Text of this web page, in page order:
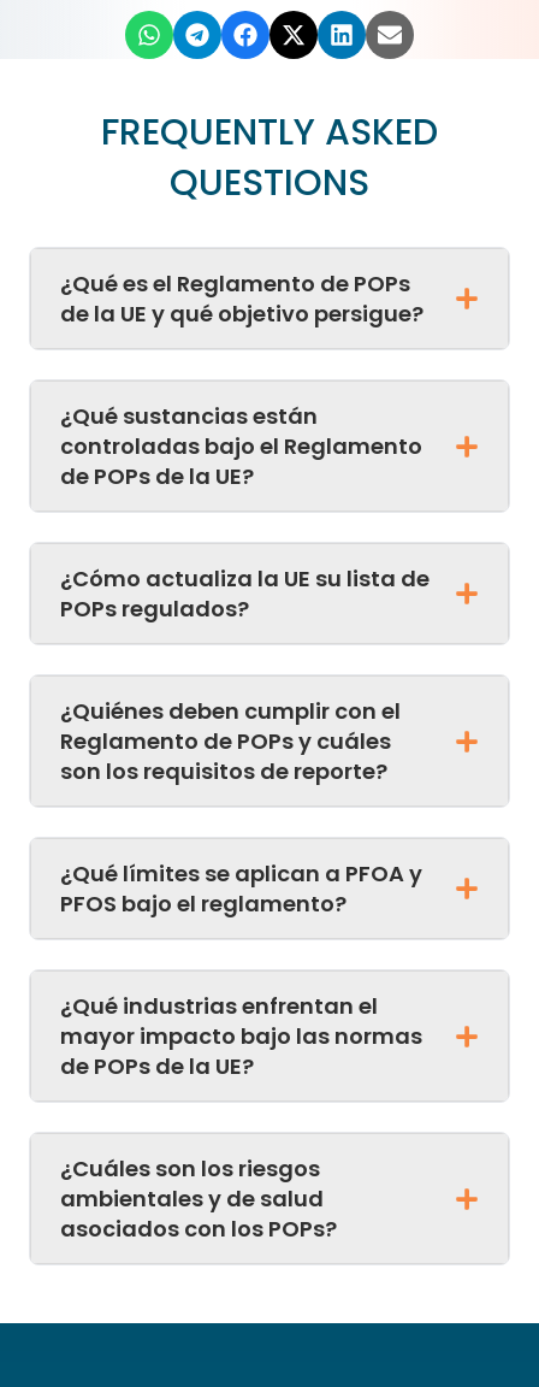
FREQUENTLY ASKED
QUESTIONS
¿Qué es el Reglamento de POPs
de la UE y qué objetivo persigue?
¿Qué sustancias están
controladas bajo el Reglamento
de POPs de la UE?
¿Cómo actualiza la UE su lista de
POPs regulados?
¿Quiénes deben cumplir con el
Reglamento de POPs y cuáles
son los requisitos de reporte?
¿Qué límites se aplican a PFOA y
PFOS bajo el reglamento?
¿Qué industrias enfrentan el
mayor impacto bajo las normas
de POPs de la UE?
¿Cuáles son los riesgos
ambientales y de salud
asociados con los POPs?